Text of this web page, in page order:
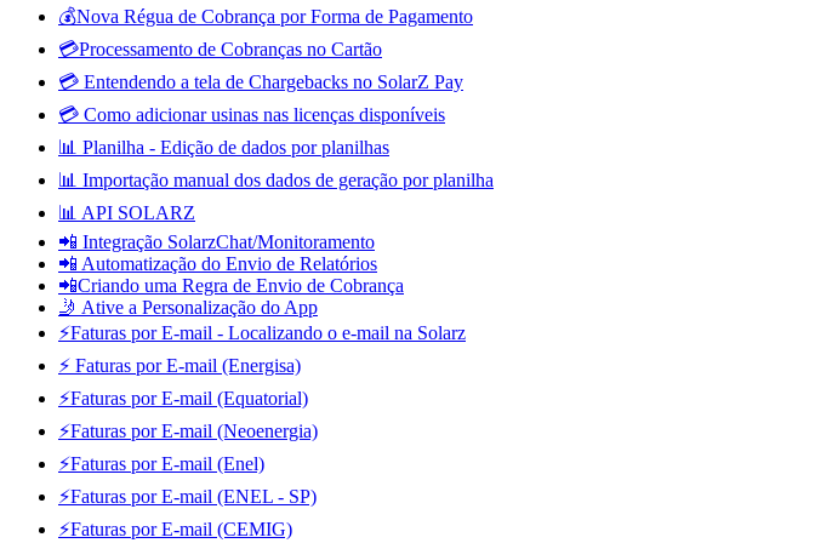
💰Nova Régua de Cobrança por Forma de Pagamento
💳Processamento de Cobranças no Cartão
💳 Entendendo a tela de Chargebacks no SolarZ Pay
💳 Como adicionar usinas nas licenças disponíveis
📊 Planilha - Edição de dados por planilhas
📊 Importação manual dos dados de geração por planilha
📊 API SOLARZ
📲 Integração SolarzChat/Monitoramento
📲 Automatização do Envio de Relatórios
📲Criando uma Regra de Envio de Cobrança
🤳 Ative a Personalização do App
⚡Faturas por E-mail - Localizando o e-mail na Solarz
⚡ Faturas por E-mail (Energisa)
⚡Faturas por E-mail (Equatorial)
⚡Faturas por E-mail (Neoenergia)
⚡Faturas por E-mail (Enel)
⚡Faturas por E-mail (ENEL - SP)
⚡Faturas por E-mail (CEMIG)